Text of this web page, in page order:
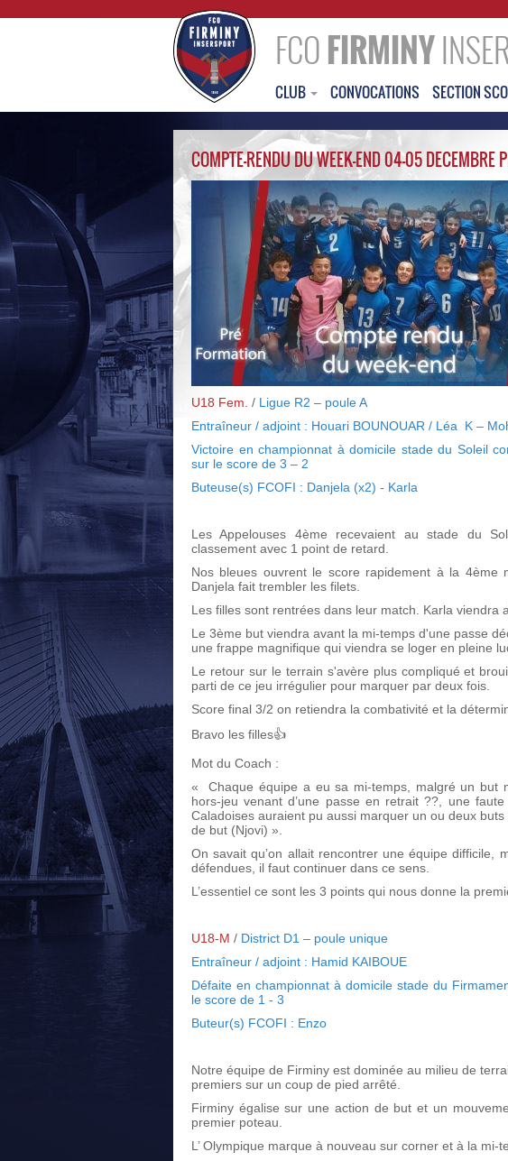
FCOFIRMINY
CLUB CONVOCATIONS SECTION
COMPTE-RENDU DU WEEK-END 04-05 DECEMBRE
U18 Fem. / Ligue R2 – poule A
Entraîneur / adjoint : Houari BOUNOUAR / Léa K –
Victoire en championnat à domicile stade du Soleil
sur le score de 3 – 2
Buteuse(s) FCOFI : Danjela (x2) - Karla
Les Appelouses 4ème recevaient au stade du
classement avec 1 point de retard.
Nos bleues ouvrent le score rapidement à la
Danjela fait trembler les filets.
Les filles sont rentrées dans leur match. Karla viendra
Le 3ème but viendra avant la mi-temps d'une passe
une frappe magnifique qui viendra se loger en pleine
Le retour sur le terrain s'avère plus compliqué et
parti de ce jeu irrégulier pour marquer par deux fois.
Score final 3/2 on retiendra la combativité et la
Bravo les filles👍
Mot du Coach :
« Chaque équipe a eu sa mi-temps, malgré un but
hors-jeu venant d’une passe en retrait ??, une
Caladoises auraient pu aussi marquer un ou deux
de but (Njovi) ».
On savait qu’on allait rencontrer une équipe difficile,
défendues, il faut continuer dans ce sens.
L’essentiel ce sont les 3 points qui nous donne la
U18-M / District D1 – poule unique
Entraîneur / adjoint : Hamid KAIBOUE
Défaite en championnat à domicile stade du
le score de 1 - 3
Buteur(s) FCOFI : Enzo
Notre équipe de Firminy est dominée au milieu de
premiers sur un coup de pied arrêté.
Firminy égalise sur une action de but et un
premier poteau.
L’ Olympique marque à nouveau sur corner et à la mi-